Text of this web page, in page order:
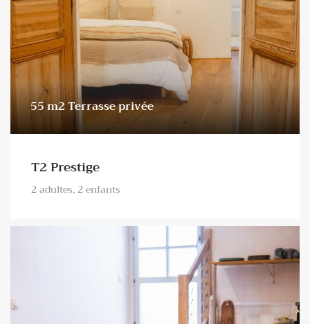
55 m2 Terrasse privée
T2 Prestige
2 adultes, 2 enfants